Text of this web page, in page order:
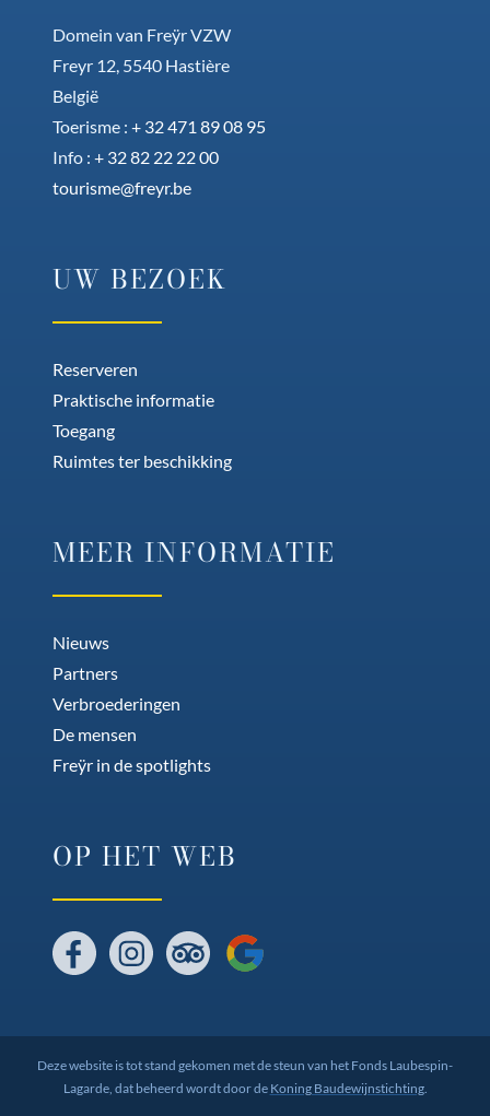
Domein van Freÿr VZW
Freyr 12, 5540 Hastière
België
Toerisme : + 32 471 89 08 95
Info : + 32 82 22 22 00
tourisme@freyr.be
UW BEZOEK
Reserveren
Praktische informatie
Toegang
Ruimtes ter beschikking
MEER INFORMATIE
Nieuws
Partners
Verbroederingen
De mensen
Freÿr in de spotlights
OP HET WEB
FacebookInstagramTripadvisor
Deze website is tot stand gekomen met de steun van het Fonds Laubespin-
Lagarde, dat beheerd wordt door de Koning Baudewijnstichting.